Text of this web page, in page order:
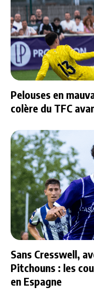
Pelouses en
colère du TFC
Sans Cresswell,
Pitchouns : les
en Espagne